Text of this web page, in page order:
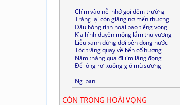
Chìm vào nỗi nhớ gọi đêm trường
Trăng lại còn giăng nợ mến thương
Đâu bóng tình hoài bao tiếng vọng
Kìa hình duyên mộng lắm thu vương
Liễu xanh đứng đợi bên dòng nước
Tóc trắng quay về bến cố hương
Năm tháng qua đi tìm lắng đọng
Để lòng rơi xuống gió mù sương
Ng_ban
CÒN TRONG HOÀI VỌNG